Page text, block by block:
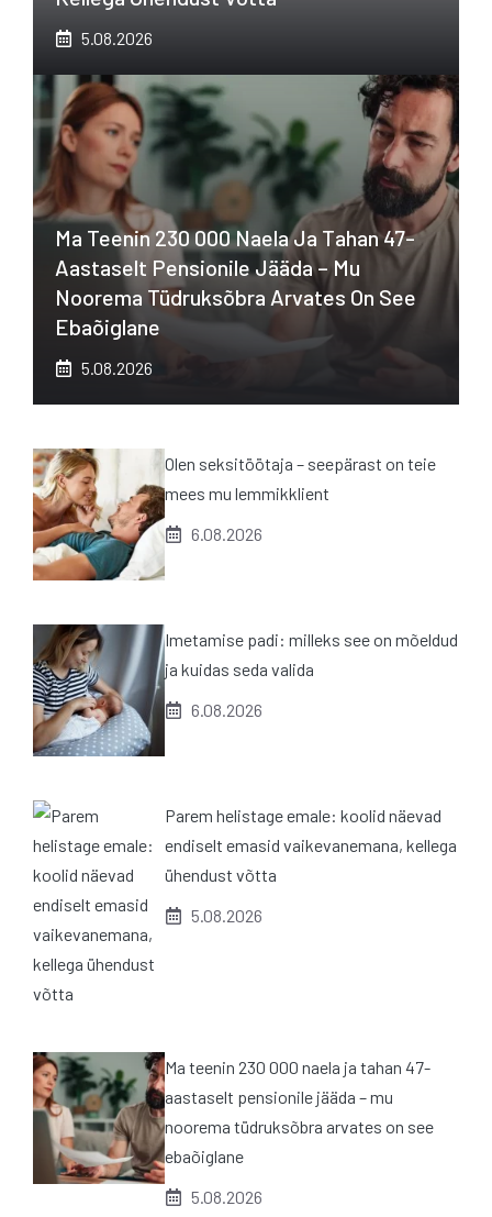
5.08.2026
Ma Teenin 230 000 Naela Ja Tahan 47-
Aastaselt Pensionile Jääda – Mu
Noorema Tüdruksõbra Arvates On See
Ebaõiglane
5.08.2026
Olen seksitöötaja – seepärast on teie
mees mu lemmikklient
6.08.2026
Imetamise padi: milleks see on mõeldud
ja kuidas seda valida
6.08.2026
Parem helistage emale: koolid näevad
endiselt emasid vaikevanemana, kellega
ühendust võtta
5.08.2026
Ma teenin 230 000 naela ja tahan 47-
aastaselt pensionile jääda – mu
noorema tüdruksõbra arvates on see
ebaõiglane
5.08.2026